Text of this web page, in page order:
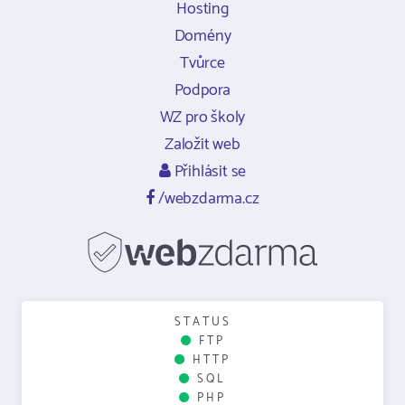
Hosting
Domény
Tvůrce
Podpora
WZ pro školy
Založit web
Přihlásit se
/webzdarma.cz
STATUS
FTP
HTTP
SQL
PHP